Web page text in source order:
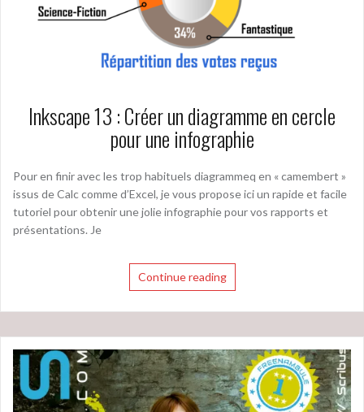
Inkscape 13 : Créer un diagramme en cercle
pour une infographie
Pour en finir avec les trop habituels diagrammeq en « camembert »
issus de Calc comme d’Excel, je vous propose ici un rapide et facile
tutoriel pour obtenir une jolie infographie pour vos rapports et
présentations. Je
Continue reading